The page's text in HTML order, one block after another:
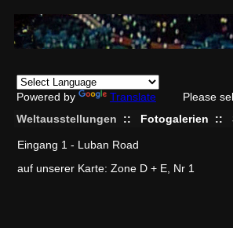
Powered by Translate
Please
Weltausstellungen
:: Fotogalerien ::
Eingang 1 - Luban Road
auf unserer Karte: Zone D + E, Nr 1